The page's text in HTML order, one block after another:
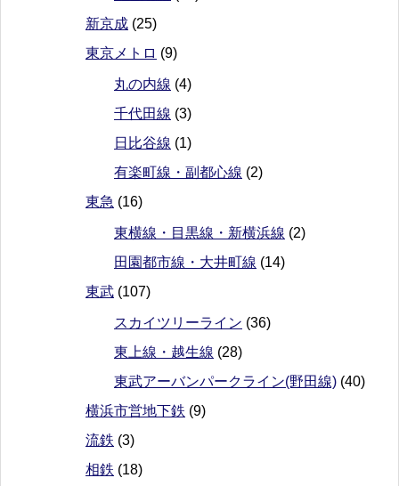
新京成 (25)
東京メトロ (9)
丸の内線 (4)
千代田線 (3)
日比谷線 (1)
有楽町線・副都心線 (2)
東急 (16)
東横線・目黒線・新横浜線 (2)
田園都市線・大井町線 (14)
東武 (107)
スカイツリーライン (36)
東上線・越生線 (28)
東武アーバンパークライン(野田線) (40)
横浜市営地下鉄 (9)
流鉄 (3)
相鉄 (18)